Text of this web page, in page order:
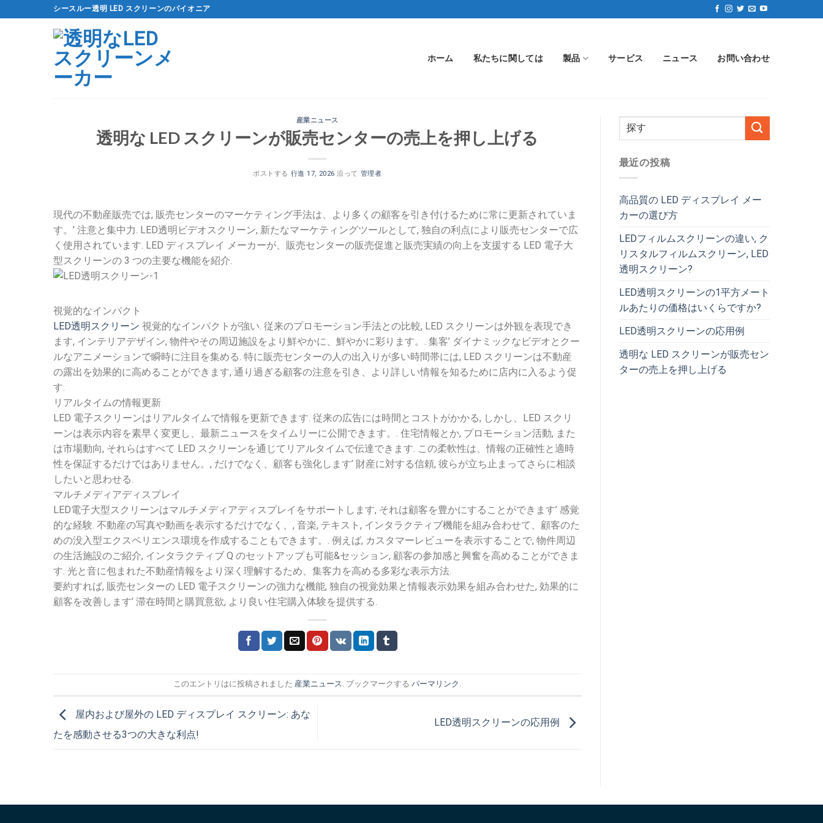
ン
シースルー透明 LED スクリーンのパイオニア
ホーム 私たちに関しては 製品 サービス ニュース お問い合わせ
産業ニュース
透明な LED スクリーンが販売センターの売上を押し上げる
ポストする 行進 17, 2026 沿って 管理者
現代の不動産販売では, 販売センターのマーケティング手法は、より多くの顧客を引き付けるために常に更新されていま
す。’ 注意と集中力. LED透明ビデオスクリーン, 新たなマーケティングツールとして, 独自の利点により販売センターで広
く使用されています. LED ディスプレイ メーカーが、販売センターの販売促進と販売実績の向上を支援する LED 電子大
型スクリーンの 3 つの主要な機能を紹介.
視覚的なインパクト
LED透明スクリーン 視覚的なインパクトが強い. 従来のプロモーション手法との比較, LED スクリーンは外観を表現でき
ます, インテリアデザイン, 物件やその周辺施設をより鮮やかに、鮮やかに彩ります。. 集客’ ダイナミックなビデオとクー
ルなアニメーションで瞬時に注目を集める. 特に販売センターの人の出入りが多い時間帯には, LED スクリーンは不動産
の露出を効果的に高めることができます, 通り過ぎる顧客の注意を引き、より詳しい情報を知るために店内に入るよう促
す.
リアルタイムの情報更新
LED 電子スクリーンはリアルタイムで情報を更新できます. 従来の広告には時間とコストがかかる, しかし、LED スクリ
ーンは表示内容を素早く変更し、最新ニュースをタイムリーに公開できます。. 住宅情報とか, プロモーション活動, また
は市場動向, それらはすべて LED スクリーンを通じてリアルタイムで伝達できます. この柔軟性は、情報の正確性と適時
性を保証するだけではありません。, だけでなく、顧客も強化します’ 財産に対する信頼, 彼らが立ち止まってさらに相談
したいと思わせる.
マルチメディアディスプレイ
LED電子大型スクリーンはマルチメディアディスプレイをサポートします, それは顧客を豊かにすることができます’ 感覚
的な経験. 不動産の写真や動画を表示するだけでなく、, 音楽, テキスト, インタラクティブ機能を組み合わせて、顧客のた
めの没入型エクスペリエンス環境を作成することもできます。. 例えば, カスタマーレビューを表示することで, 物件周辺
の生活施設のご紹介, インタラクティブ Q のセットアップも可能&セッション, 顧客の参加感と興奮を高めることができま
す. 光と音に包まれた不動産情報をより深く理解するため、集客力を高める多彩な表示方法.
要約すれば, 販売センターの LED 電子スクリーンの強力な機能, 独自の視覚効果と情報表示効果を組み合わせた, 効果的に
顧客を改善します’ 滞在時間と購買意欲, より良い住宅購入体験を提供する.
このエントリはに投稿されました 産業ニュース. ブックマークするパーマリンク .
屋内および屋外の LED ディスプレイ スクリーン: あな
たを感動させる3つの大きな利点!
LED透明スクリーンの応用例
最近の投稿
高品質の LED ディスプレイ メー
カーの選び方
LEDフィルムスクリーンの違い, ク
リスタルフィルムスクリーン, LED
透明スクリーン?
LED透明スクリーンの1平方メート
ルあたりの価格はいくらですか?
LED透明スクリーンの応用例
透明な LED スクリーンが販売セン
ターの売上を押し上げる